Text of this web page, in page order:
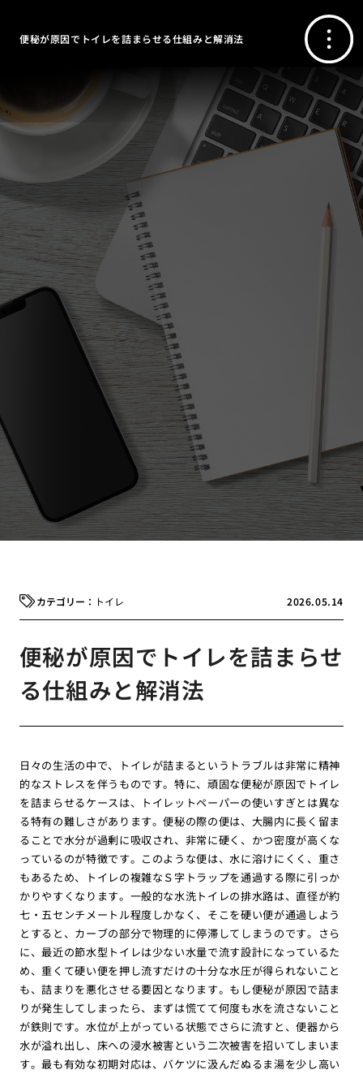
便秘が原因でトイレを詰まらせる仕組みと解消法
2026.05.14
トイレ
便秘が原因でトイレを詰まらせ
る仕組みと解消法
日々の生活の中で、トイレが詰まるというトラブルは非常に精神
的なストレスを伴うものです。特に、頑固な便秘が原因でトイレ
を詰まらせるケースは、トイレットペーパーの使いすぎとは異な
る特有の難しさがあります。便秘の際の便は、大腸内に長く留ま
ることで水分が過剰に吸収され、非常に硬く、かつ密度が高くな
っているのが特徴です。このような便は、水に溶けにくく、重さ
もあるため、トイレの複雑なＳ字トラップを通過する際に引っか
かりやすくなります。一般的な水洗トイレの排水路は、直径が約
七・五センチメートル程度しかなく、そこを硬い便が通過しよう
とすると、カーブの部分で物理的に停滞してしまうのです。さら
に、最近の節水型トイレは少ない水量で流す設計になっているた
め、重くて硬い便を押し流すだけの十分な水圧が得られないこと
も、詰まりを悪化させる要因となります。もし便秘が原因で詰ま
りが発生してしまったら、まずは慌てて何度も水を流さないこと
が鉄則です。水位が上がっている状態でさらに流すと、便器から
水が溢れ出し、床への浸水被害という二次被害を招いてしまいま
す。最も有効な初期対応は、バケツに汲んだぬるま湯を少し高い